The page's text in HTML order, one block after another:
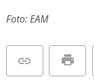
Foto: EAM